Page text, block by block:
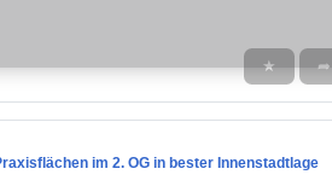
★ ➦
im 2. OG in bester Innenstadtlage